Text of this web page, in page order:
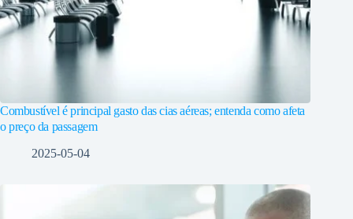
Combustível é principal gasto das cias aéreas; entenda como afeta
o preço da passagem
2025-05-04